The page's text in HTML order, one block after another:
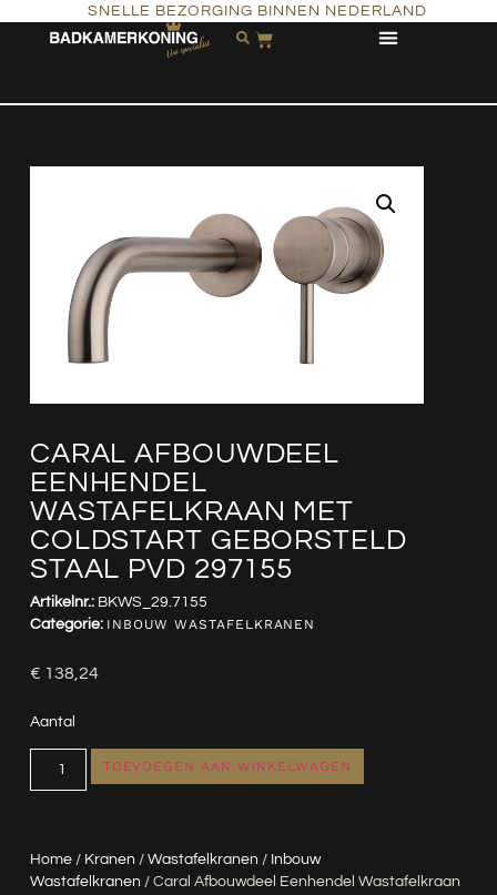
SNELLE BEZORGING BINNEN NEDERLAND
CARAL AFBOUWDEEL
EENHENDEL
WASTAFELKRAAN MET
COLDSTART GEBORSTELD
STAAL PVD 297155
Home/ Kranen / Wastafelkranen / Inbouw
Wastafelkranen / Caral Afbouwdeel Eenhendel Wastafelkraan
Artikelnr.: BKWS_29.7155
Categorie: INBOUW WASTAFELKRANEN
€ 138,24
Aantal
TOEVOEGEN AAN WINKELWAGEN